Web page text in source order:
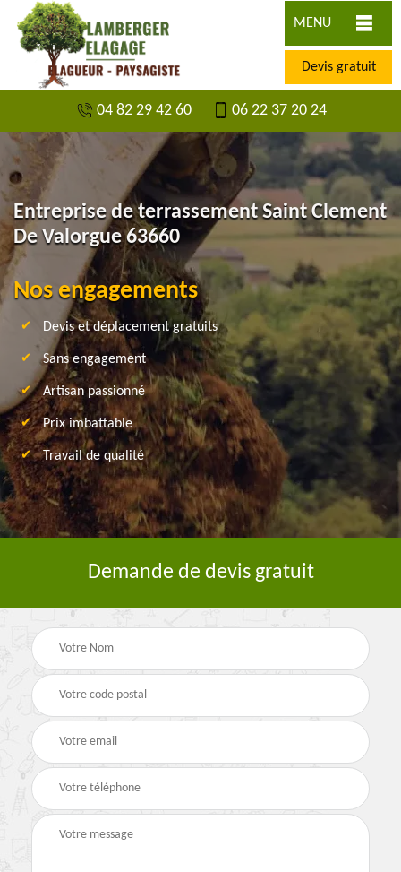
MENU
Devis gratuit
04 82 29 42 60 06 22 37 20 24
Entreprise de terrassement Saint Clement
De Valorgue 63660
Nos engagements
Devis et déplacement gratuits
Sans engagement
Artisan passionné
Prix imbattable
Travail de qualité
Demande de devis gratuit